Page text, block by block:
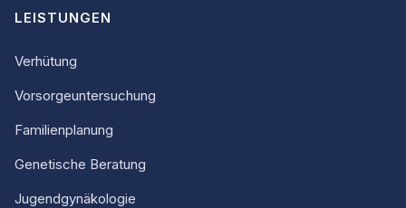
LEISTUNGEN
Verhütung
Vorsorgeuntersuchung
Familienplanung
Genetische Beratung
Jugendgynäkologie